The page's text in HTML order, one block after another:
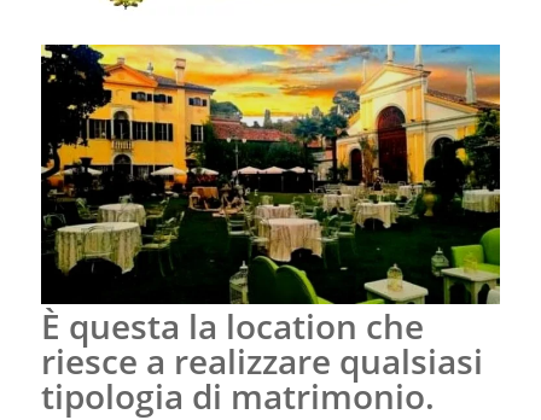
È questa la location che
riesce a realizzare qualsiasi
tipologia di matrimonio.